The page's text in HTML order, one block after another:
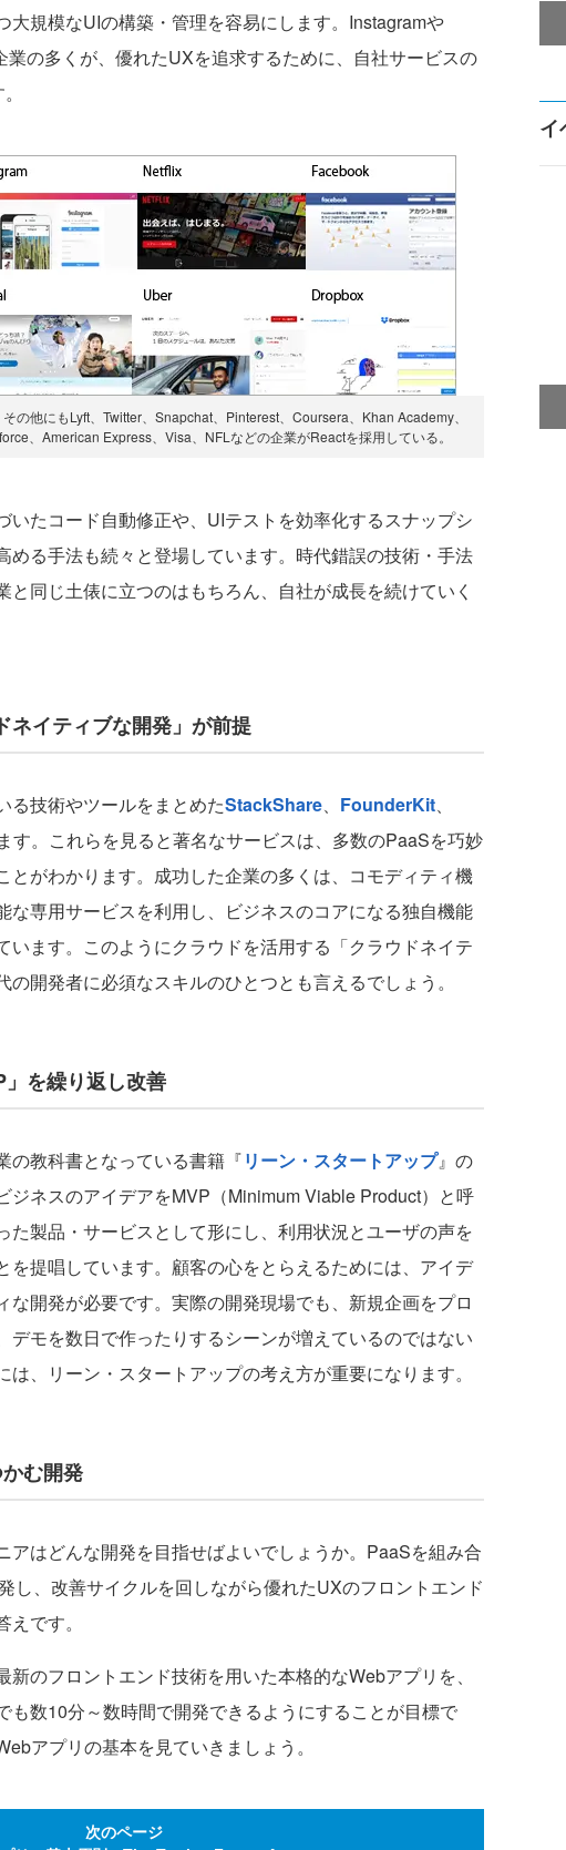
大規模なUIの構築・管理を容易にします。Instagramや
の多くが、優れたUXを追求するために、自社サービスの
の他にもLyft、Twitter、Snapchat、Pinterest、Coursera、Khan Academy、
、American Express、Visa、NFLなどの企業がReactを採用している。
たコード自動修正や、UIテストを効率化するスナップシ
める手法も続々と登場しています。時代錯誤の技術・手法
と同じ土俵に立つのはもちろん、自社が成長を続けていく
ネイティブな開発」が前提
技術やツールをまとめたStackShare、 FounderKit、
す。これらを見ると著名なサービスは、多数のPaaSを巧妙
とがわかります。成功した企業の多くは、コモディティ機
な専用サービスを利用し、ビジネスのコアになる独自機能
います。このようにクラウドを活用する「クラウドネイテ
の開発者に必須なスキルのひとつとも言えるでしょう。
を繰り返し改善
教科書となっている書籍『リーン・スタートアップ』の
ジネスのアイデアをMVP（Minimum Viable Product）と呼
た製品・サービスとして形にし、利用状況とユーザの声を
を提唱しています。顧客の心をとらえるためには、アイデ
な開発が必要です。実際の開発現場でも、新規企画をプロ
デモを数日で作ったりするシーンが増えているのではない
、リーン・スタートアップの考え方が重要になります。
む開発
はどんな開発を目指せばよいでしょうか。PaaSを組み合
し、改善サイクルを回しながら優れたUXのフロントエンド
です。
のフロントエンド技術を用いた本格的なWebアプリを、
も数10分～数時間で開発できるようにすることが目標で
アプリの基本を見ていきましょう。
次のページ
イ